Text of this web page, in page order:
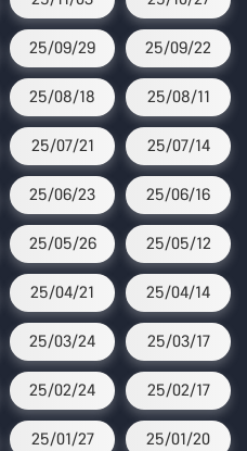
25/09/29 25/09/22
25/08/18 25/08/11
25/07/21 25/07/14
25/06/23 25/06/16
25/05/26 25/05/12
25/04/21 25/04/14
25/03/24 25/03/17
25/02/24 25/02/17
25/01/27 25/01/20